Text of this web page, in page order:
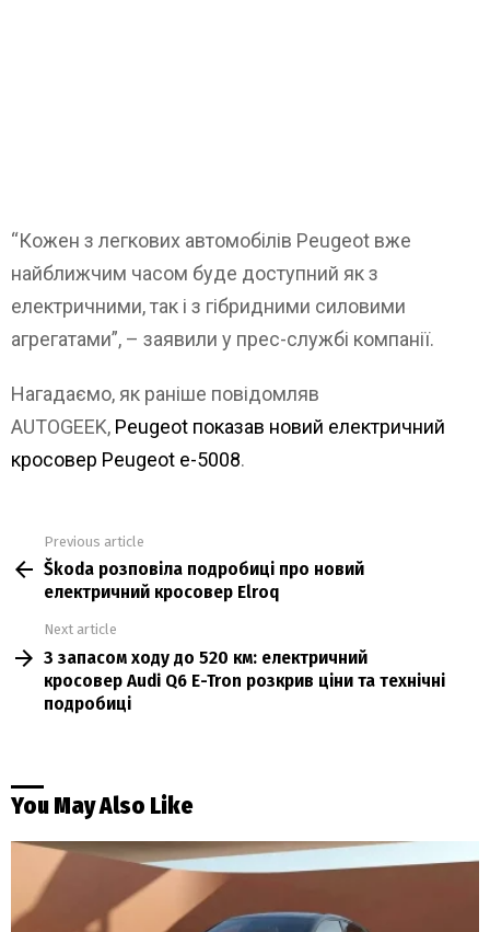
“Кожен з легкових автомобілів Peugeot вже
найближчим часом буде доступний як з
електричними, так і з гібридними силовими
агрегатами”, – заявили у прес-службі компанії.
Нагадаємо, як раніше повідомляв
AUTOGEEK, Peugeot показав новий електричний
кросовер Peugeot e-5008.
more
Previous article
Škoda розповіла подробиці про новий
електричний кросовер Elroq
Next article
З запасом ходу до 520 км: електричний
кросовер Audi Q6 E-Tron розкрив ціни та технічні
подробиці
You May Also Like